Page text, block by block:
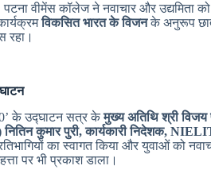
पटना वीमेंस कॉलेज ने नवाचार और उद्यमिता
विकसित भारत के विजनके अनुरूप
रहा।
के उद्घाटन सत्र केमुख्य अतिथि श्री विजय
नितिन कुमार पुरी, कार्यकारी निदेशक,
का स्वागत किया और युवाओं को
पर भी प्रकाश डाला।